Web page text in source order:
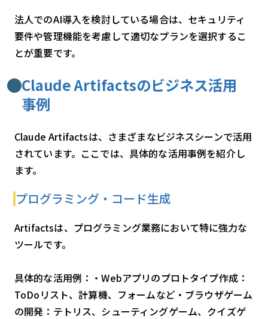
法人でのAI導入を検討している場合は、セキュリティ
要件や管理機能を考慮して適切なプランを選択するこ
とが重要です。
Claude Artifactsのビジネス活用
事例
Claude Artifactsは、さまざまなビジネスシーンで活用
されています。ここでは、具体的な活用事例を紹介し
ます。
プログラミング・コード生成
Artifactsは、プログラミング業務において特に強力な
ツールです。
具体的な活用例：・Webアプリのプロトタイプ作成：
ToDoリスト、計算機、フォームなど・ブラウザゲーム
の開発：テトリス、シューティングゲーム、クイズゲ